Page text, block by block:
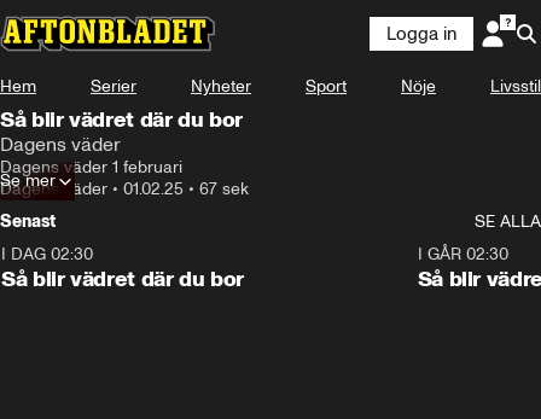
Logga in
Hem Serier Nyheter Sport Nöje Livsstil
Så blir vädret där du bor
Dagens väder
Dagens väder 1 februari
Dagens väder • 01.02.25 • 67 sek
Se mer
Senast
SE ALLA
I DAG 02:30
Så blir vädret där du bor
I GÅR 02:30
Så blir